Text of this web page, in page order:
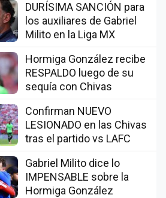
DURÍSIMA SANCIÓN para
los auxiliares de Gabriel
Milito en la Liga MX
Hormiga González recibe
RESPALDO luego de su
sequía con Chivas
Confirman NUEVO
LESIONADO en las Chivas
tras el partido vs LAFC
Gabriel Milito dice lo
IMPENSABLE sobre la
Hormiga González